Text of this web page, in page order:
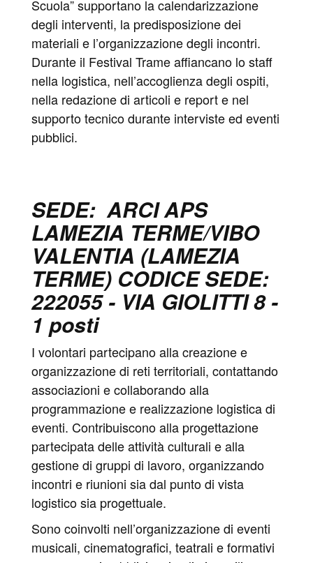
Scuola” supportano la calendarizzazione
degli interventi, la predisposizione dei
materiali e l’organizzazione degli incontri.
Durante il Festival Trame affiancano lo staff
nella logistica, nell’accoglienza degli ospiti,
nella redazione di articoli e report e nel
supporto tecnico durante interviste ed eventi
pubblici.
SEDE: ARCI APS
LAMEZIA TERME/VIBO
VALENTIA (LAMEZIA
TERME) CODICE SEDE:
222055 - VIA GIOLITTI 8 -
1 posti
I volontari partecipano alla creazione e
organizzazione di reti territoriali, contattando
associazioni e collaborando alla
programmazione e realizzazione logistica di
eventi. Contribuiscono alla progettazione
partecipata delle attività culturali e alla
gestione di gruppi di lavoro, organizzando
incontri e riunioni sia dal punto di vista
logistico sia progettuale.
Sono coinvolti nell’organizzazione di eventi
musicali, cinematografici, teatrali e formativi